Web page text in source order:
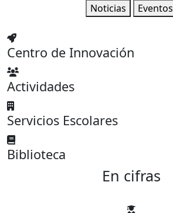
Noticias
Eventos
Centro de Innovación
Actividades
Servicios Escolares
Biblioteca
En cifras